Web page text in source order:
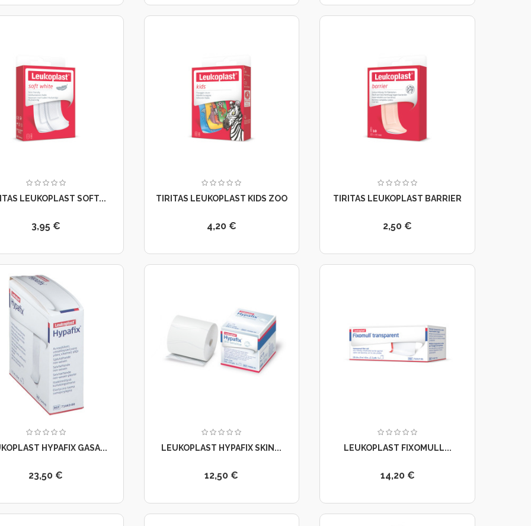
LEUKOPLAST SOFT...
3,95 €
TIRITAS LEUKOPLAST KIDS ZOO
4,20 €
TIRITAS LEUKOPLAST BARRIER
2,50 €
HYPAFIX GASA...
23,50 €
LEUKOPLAST HYPAFIX SKIN...
12,50 €
LEUKOPLAST FIXOMULL...
14,20 €